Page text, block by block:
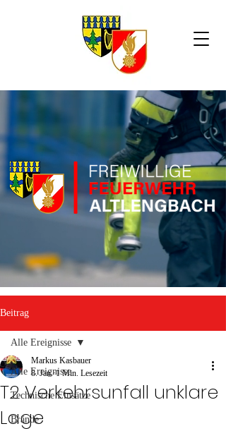
Beitrag
Alle Ereignisse
Technische Einsätze
Brände
Alle Ereignisse
T2 Verkehrsunfall unklare
Lage
Markus Kasbauer
8. Jan. 1 Min. Lesezeit